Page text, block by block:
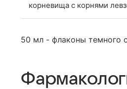
корневища с корнями
50 мл - флаконы темного